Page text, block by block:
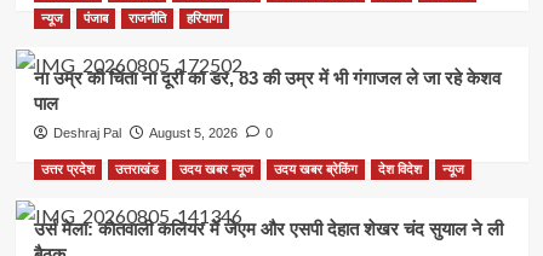
न्यूज
पंजाब राजनीति हरियाणा
ना उम्र की चिंता ना दूरी का डर, 83 की उम्र में भी गंगाजल ले जा रहे केशव
पाल
Deshraj Pal August 5, 2026 0
उत्तर प्रदेश उत्तराखंड उदय खबर न्यूज उदय खबर ब्रेकिंग देश विदेश न्यूज
उर्स मेला: कोतवाली कलियर में जेएम और एसपी देहात शेखर चंद सुयाल ने ली